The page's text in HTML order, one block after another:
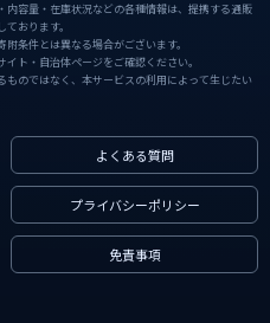
容量・在庫状況などの各種情報は、提携する通販
おります。
条件とは異なる場合がございます。
ト・自治体ページをご確認ください。
のではなく、本サービスの利用によって生じたい
よくある質問
プライバシーポリシー
免責事項